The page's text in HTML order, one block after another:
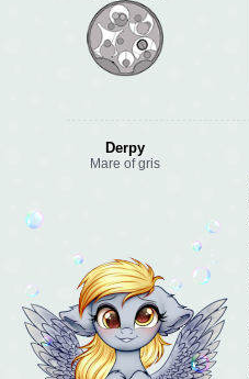
Derpy
Mare of gris